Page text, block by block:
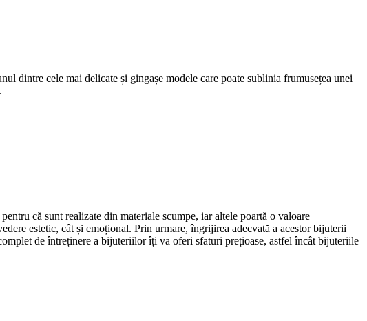
dintre cele mai delicate și gingașe modele care poate sublinia frumusețea unei
că sunt realizate din materiale scumpe, iar altele poartă o valoare
estetic, cât și emoțional. Prin urmare, îngrijirea adecvată a acestor bijuterii
de întreținere a bijuteriilor îți va oferi sfaturi prețioase, astfel încât bijuteriile